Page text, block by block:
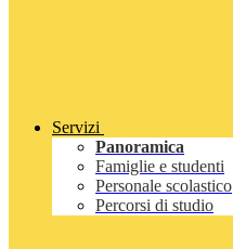
Servizi
Panoramica
Famiglie e studenti
Personale scolastico
Percorsi di studio